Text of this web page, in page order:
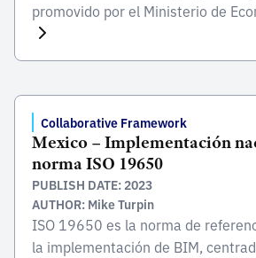
promovido por el Ministerio de
del Perú (MEF) para la adopción
Perú, BIM se define como una
trabajo colaborativo para la […]
Collaborative Framework
Mexico – Implementación
norma ISO 19650
PUBLISH DATE: 2023
AUTHOR: Mike Turpin
ISO 19650 es la norma de
la implementación de BIM,